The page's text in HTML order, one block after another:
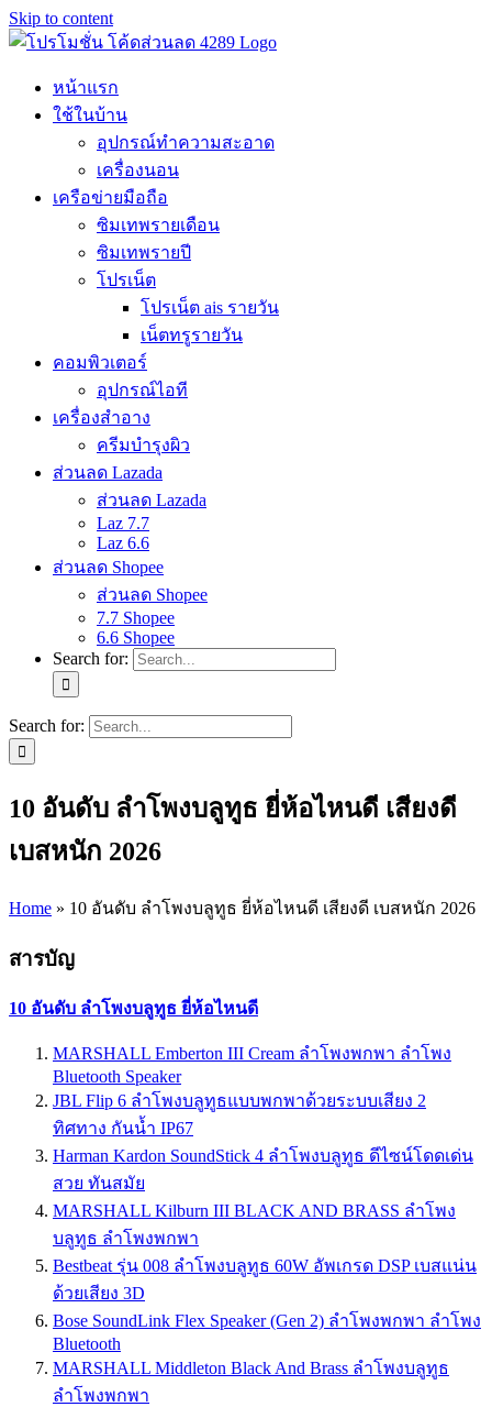
Skip to content
หน้าแรก
ใช้ในบ้าน
อุปกรณ์ทำความสะอาด
เครื่องนอน
เครือข่ายมือถือ
ซิมเทพรายเดือน
ซิมเทพรายปี
โปรเน็ต
โปรเน็ต ais รายวัน
เน็ตทรูรายวัน
คอมพิวเตอร์
อุปกรณ์ไอที
เครื่องสำอาง
ครีมบำรุงผิว
ส่วนลด Lazada
ส่วนลด Lazada
Laz 7.7
Laz 6.6
ส่วนลด Shopee
ส่วนลด Shopee
7.7 Shopee
6.6 Shopee
Search for:
Search for:
10 อันดับ ลำโพงบลูทูธ ยี่ห้อไหนดี เสียงดี
เบสหนัก 2026
Home » 10 อันดับ ลำโพงบลูทูธ ยี่ห้อไหนดี เสียงดี เบสหนัก 2026
สารบัญ
10 อันดับ ลำโพงบลูทูธ ยี่ห้อไหนดี
MARSHALL Emberton III Cream ลำโพงพกพา ลำโพง
Bluetooth Speaker
JBL Flip 6 ลำโพงบลูทูธแบบพกพาด้วยระบบเสียง 2
ทิศทาง กันน้ำ IP67
Harman Kardon SoundStick 4 ลำโพงบลูทูธ ดีไซน์โดดเด่น
สวย ทันสมัย
MARSHALL Kilburn III BLACK AND BRASS ลำโพง
บลูทูธ ลำโพงพกพา
Bestbeat รุ่น 008 ลำโพงบลูทูธ 60W อัพเกรด DSP เบสแน่น
ด้วยเสียง 3D
Bose SoundLink Flex Speaker (Gen 2) ลำโพงพกพา ลำโพง
Bluetooth
MARSHALL Middleton Black And Brass ลำโพงบลูทูธ
ลำโพงพกพา